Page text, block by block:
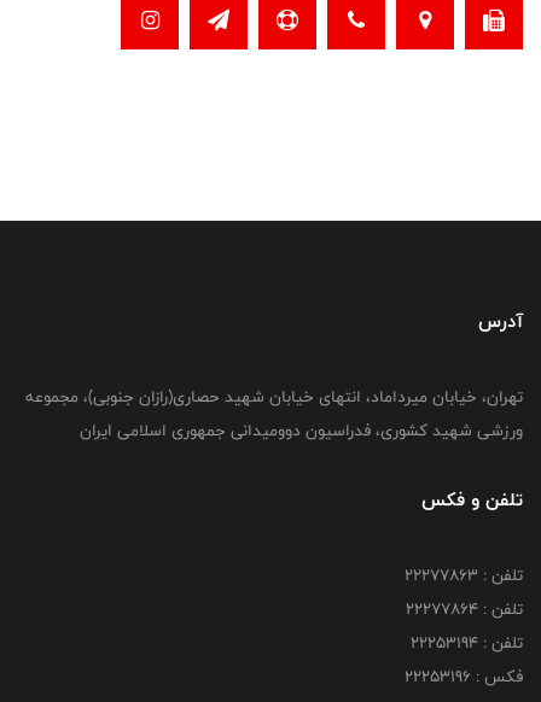
آدرس
تهران، خیابان میرداماد، انتهای خیابان شهید حصاری(رازان جنوبی)، مجموعه
ورزشی شهید کشوری، فدراسیون دوومیدانی جمهوری اسلامی ایران
تلفن و فکس
تلفن : 22277863
تلفن : 22277864
تلفن : 22253194
فکس : 22253196